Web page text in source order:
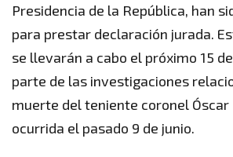
Presidencia de la República, han
para prestar declaración jurada.
se llevarán a cabo el próximo 15
parte de las investigaciones
muerte del teniente coronel Óscar
ocurrida el pasado 9 de junio.